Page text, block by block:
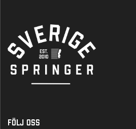
Följ oss